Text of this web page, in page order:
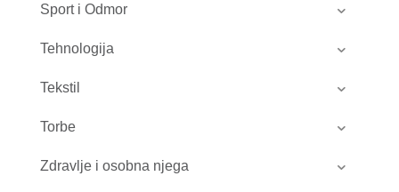
Sport i Odmor
Tehnologija
Tekstil
Torbe
Zdravlje i osobna njega